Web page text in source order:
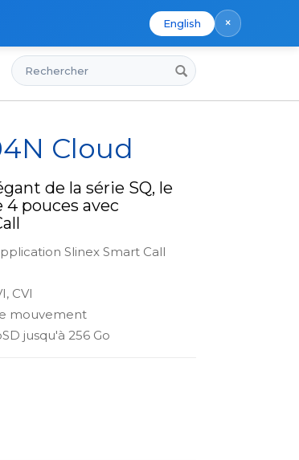
English ×
Rechercher
Cloud
de la série SQ, le
pouces avec
Slinex Smart Call
CVI
mouvement
jusqu'à 256 Go